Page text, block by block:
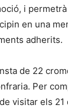
i
en una
adherits.
de 22
Per
visitar els 21